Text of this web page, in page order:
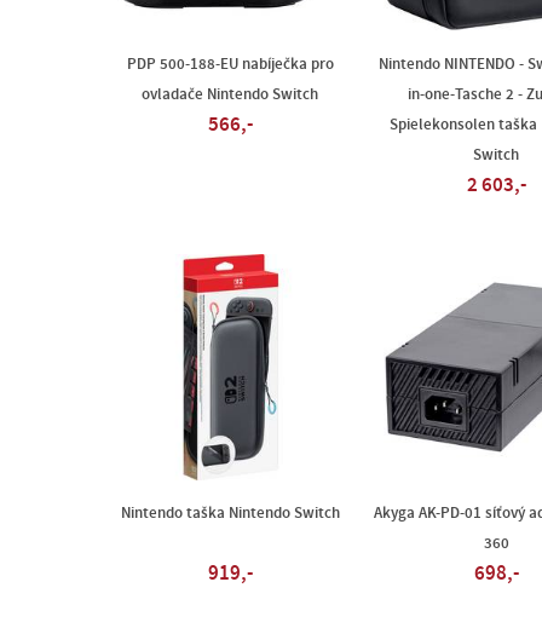
PDP 500-188-EU nabíječka pro
ovladače Nintendo Switch
566,-
Nintendo NINTENDO -
in-one-Tasche 2 -
Spielekonsolen taška
Switch
2 603,-
Nintendo taška Nintendo Switch
919,-
Akyga AK-PD-01 síťový
360
698,-